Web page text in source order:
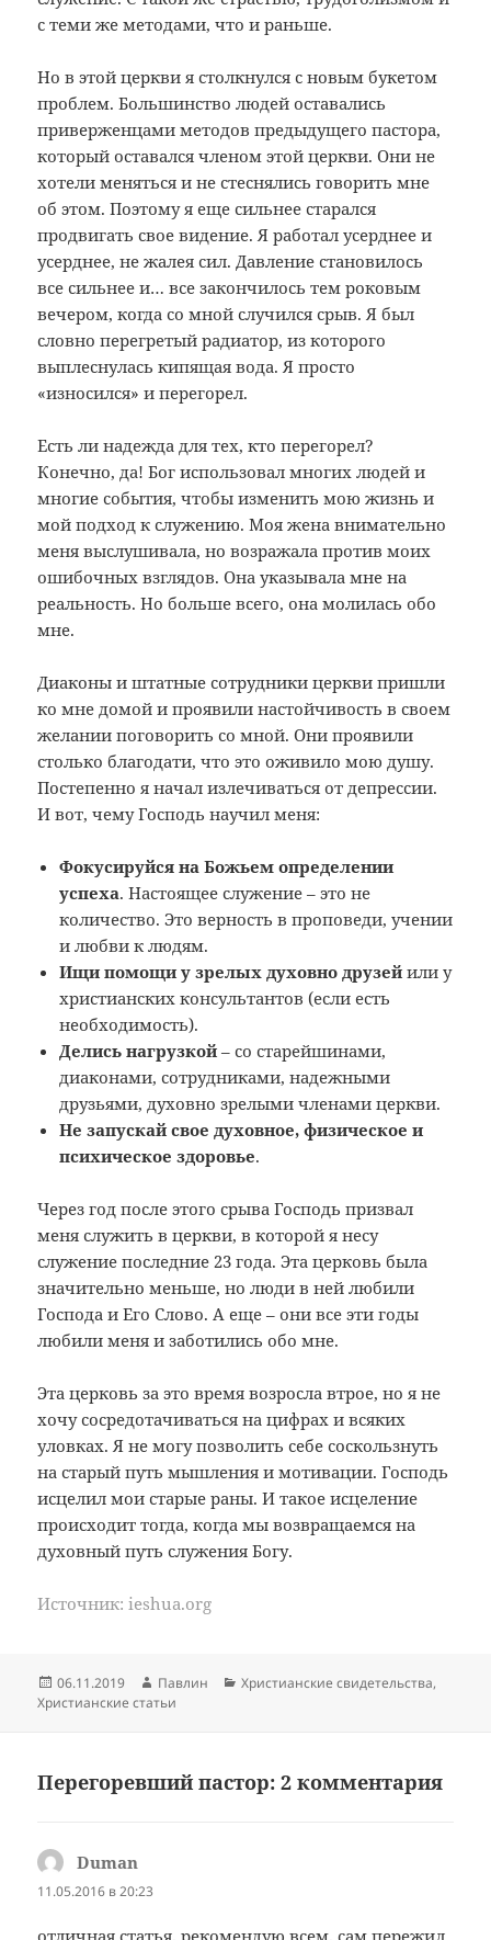
с теми же методами, что и раньше.
Но в этой церкви я столкнулся с новым букетом
проблем. Большинство людей оставались
приверженцами методов предыдущего пастора,
который оставался членом этой церкви. Они не
хотели меняться и не стеснялись говорить мне
об этом. Поэтому я еще сильнее старался
продвигать свое видение. Я работал усерднее и
усерднее, не жалея сил. Давление становилось
все сильнее и… все закончилось тем роковым
вечером, когда со мной случился срыв. Я был
словно перегретый радиатор, из которого
выплеснулась кипящая вода. Я просто
«износился» и перегорел.
Есть ли надежда для тех, кто перегорел?
Конечно, да! Бог использовал многих людей и
многие события, чтобы изменить мою жизнь и
мой подход к служению. Моя жена внимательно
меня выслушивала, но возражала против моих
ошибочных взглядов. Она указывала мне на
реальность. Но больше всего, она молилась обо
мне.
Диаконы и штатные сотрудники церкви пришли
ко мне домой и проявили настойчивость в своем
желании поговорить со мной. Они проявили
столько благодати, что это оживило мою душу.
Постепенно я начал излечиваться от депрессии.
И вот, чему Господь научил меня:
Фокусируйся на Божьем определении
успеха. Настоящее служение – это не
количество. Это верность в проповеди, учении
и любви к людям.
Ищи помощи у зрелых духовно друзей или у
христианских консультантов (если есть
необходимость).
Делись нагрузкой – со старейшинами,
диаконами, сотрудниками, надежными
друзьями, духовно зрелыми членами церкви.
Не запускай свое духовное, физическое и
психическое здоровье.
Через год после этого срыва Господь призвал
меня служить в церкви, в которой я несу
служение последние 23 года. Эта церковь была
значительно меньше, но люди в ней любили
Господа и Его Слово. А еще – они все эти годы
любили меня и заботились обо мне.
Эта церковь за это время возросла втрое, но я не
хочу сосредотачиваться на цифрах и всяких
уловках. Я не могу позволить себе соскользнуть
на старый путь мышления и мотивации. Господь
исцелил мои старые раны. И такое исцеление
происходит тогда, когда мы возвращаемся на
духовный путь служения Богу.
Источник: ieshua.org
Опубликовано
06.11.2019 Автор
Павлин Рубрики
Христианские свидетельства,
Христианские статьи
Перегоревший пастор: 2 комментария
Duman
11.05.2016 в 20:23